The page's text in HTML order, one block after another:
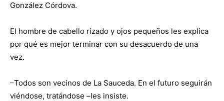
González Córdova.
El hombre de cabello rizado y ojos pequeños les explica
por qué es mejor terminar con su desacuerdo de una
vez.
–Todos son vecinos de La Sauceda. En el futuro seguirán
viéndose, tratándose –les insiste.